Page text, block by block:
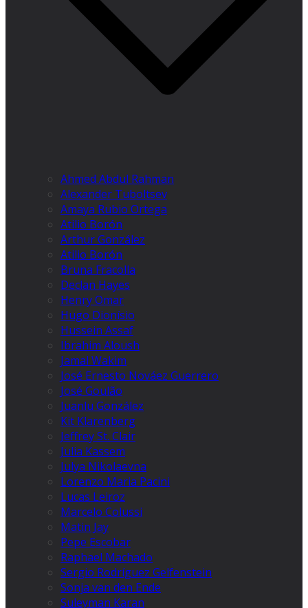
Ahmed Abdul Rahman
Alexander Tuboltsev
Amaya Rubio Ortega
Atilio Borón
Arthur González
Atilio Borón
Bruna Fracolla
Declan Hayes
Henry Omar
Hugo Dionísio
Hussein Assaf
Ibrahim Aloush
Jamal Wakim
José Ernesto Nováez Guerrero
José Goulão
Juanlu González
Kit Klarenberg
Jeffrey St. Clair
Julia Kassem
Julya Nikolaevna
Lorenzo Maria Pacini
Lucas Leiroz
Marcelo Colussi
Matin Jay
Pepe Escobar
Raphael Machado
Sergio Rodríguez Gelfenstein
Sonja van den Ende
Suleyman Karan